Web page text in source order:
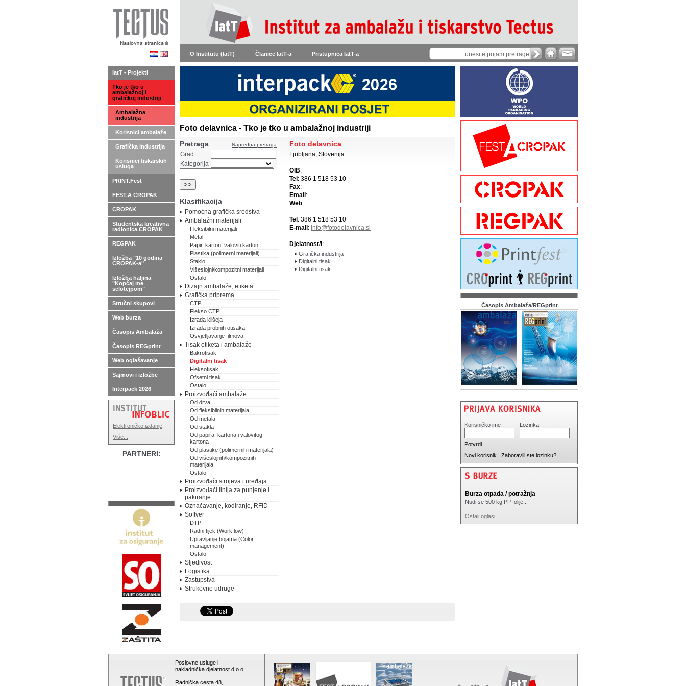
O Institutu (IatT) Članice IatT-a Pristupnica IatT-a
Foto delavnica - Tko je tko u ambalažnoj industriji
Napredna pretraga
Pretraga
Grad
Kategorija
Klasifikacija
Pomoćna grafička sredstva
Ambalažni materijali
Fleksibilni materijali
Metal
Papir, karton, valoviti karton
Plastika (polimerni materijali)
Staklo
Višeslojni/kompozitni materijali
Ostalo
Dizajn ambalaže, etiketa...
Grafička priprema
CTP
Flekso CTP
Izrada klišeja
Izrada probnih otisaka
Osvjetljavanje filmova
Tisak etiketa i ambalaže
Bakrotisak
Digitalni tisak
Fleksotisak
Ofsetni tisak
Ostalo
Proizvođači ambalaže
Od drva
Od fleksibilnih materijala
Od metala
Od stakla
Od papira, kartona i valovitog
kartona
Od plastike (polimernih materijala)
Od višeslojnih/kompozitnih
materijala
Ostalo
Proizvođači strojeva i uređaja
Proizvođači linija za punjenje i
pakiranje
Označavanje, kodiranje, RFID
Softver
DTP
Radni tijek (Workflow)
Upravljanje bojama (Color
management)
Ostalo
Sljedivost
Logistika
Zastupstva
Strukovne udruge
Foto delavnica
Ljubljana, Slovenija
OIB:
Tel : 386 1 518 53 10
Fax:
Email :
Web:
Tel : 386 1 518 53 10
E-mail : info@fotodelavnica.si
Djelatnost/i:
Grafička industrija
Digitalni tisak
Digitalni tisak
IatT - Projekti
Tko je tko u
ambalažnoj i
grafičkoj industriji
Ambalažna
industrija
Korisnici ambalaže
Grafička industrija
Korisnici tiskarskih
usluga
PRINT.Fest
FEST.A CROPAK
CROPAK
Studentska kreativna
radionica CROPAK
REGPAK
Izložba "10 godina
CROPAK-a"
Izložba haljina
"Kopčaj me
selotejpom"
Stručni skupovi
Web burza
Časopis Ambalaža
Časopis REGprint
Web oglašavanje
Sajmovi i izložbe
Interpack 2026
Elektroničko izdanje
Više...
PARTNERI:
Časopis Ambalaža/REGprint
Korisničko ime Lozinka
Potvrdi
Novi korisnik | Zaboravili ste lozinku?
Burza otpada / potražnja
Nudi se 500 kg PP folije...
Ostali oglasi
Poslovne usluge i
nakladnička djelatnost d.o.o.
Radnička cesta 48,